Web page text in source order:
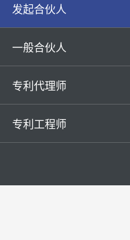
发起合伙人
一般合伙人
专利代理师
专利工程师